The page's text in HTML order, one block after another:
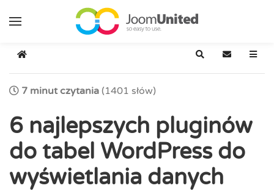
Przejdź do głównej zawartości
Strona główna SzukajZapisz się
7 minut czytania (1401 słów)
6 najlepszych pluginów
do tabel WordPress do
wyświetlania danych